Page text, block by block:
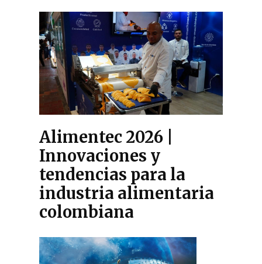
Alimentec 2026 |
Innovaciones y
tendencias para la
industria alimentaria
colombiana